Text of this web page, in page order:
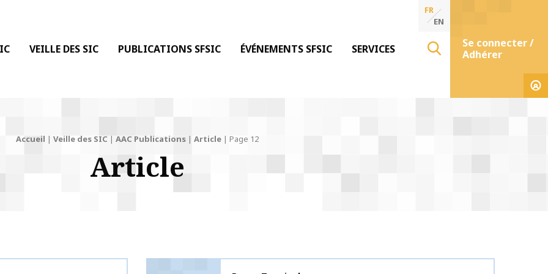
LA COMMUNICATION
VEILLE DES SIC PUBLICATIONS SFSIC ÉVÉNEMENTS SFSIC SERVICES
FR
EN
Se connecter /
Adhérer
Accueil | Veille des SIC | AAC Publications| Article| Page 12
Article